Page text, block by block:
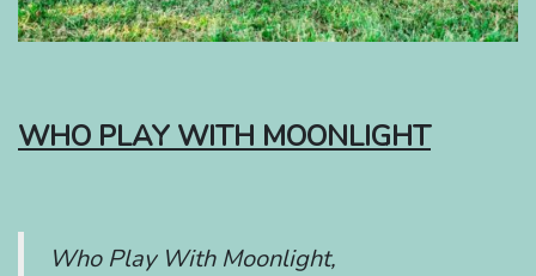
WHO PLAY WITH MOONLIGHT
Who Play With Moonlight,